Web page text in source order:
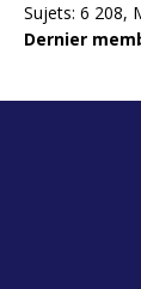
Sujets: 6 208,
Dernier